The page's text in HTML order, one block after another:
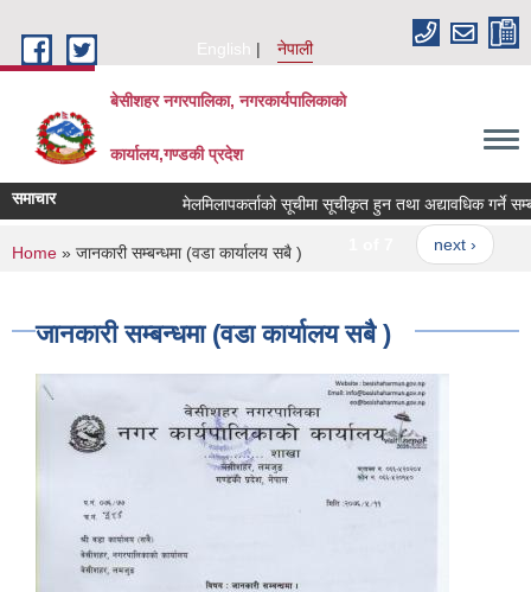
English
नेपाली
बेसीशहर नगरपालिका, नगरकार्यपालिकाको
कार्यालय,गण्डकी प्रदेश
समाचार मेलमिलापकर्ताको सूचीमा सूचीकृत हुन तथा अद्यावधिक गर्ने
next ›
You are here
Home » जानकारी सम्बन्धमा (वडा कार्यालय सबै )
जानकारी सम्बन्धमा (वडा कार्यालय सबै )